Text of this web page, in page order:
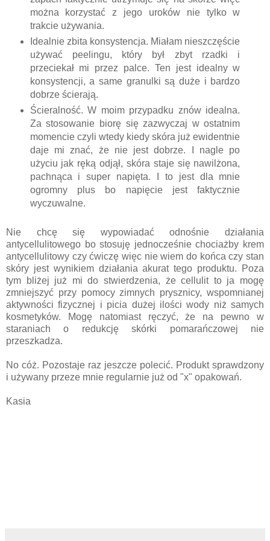
można korzystać z jego uroków nie tylko w
trakcie używania.
Idealnie zbita konsystencja. Miałam nieszczęście
używać peelingu, który był zbyt rzadki i
przeciekał mi przez palce. Ten jest idealny w
konsystencji, a same granulki są duże i bardzo
dobrze ścierają.
Ścieralność. W moim przypadku znów idealna.
Za stosowanie biorę się zazwyczaj w ostatnim
momencie czyli wtedy kiedy skóra już ewidentnie
daje mi znać, że nie jest dobrze. I nagle po
użyciu jak ręką odjął, skóra staje się nawilżona,
pachnąca i super napięta. I to jest dla mnie
ogromny plus bo napięcie jest faktycznie
wyczuwalne.
Nie chcę się wypowiadać odnośnie działania
antycellulitowego bo stosuję jednocześnie chociażby krem
antycellulitowy czy ćwiczę więc nie wiem do końca czy stan
skóry jest wynikiem działania akurat tego produktu. Poza
tym bliżej już mi do stwierdzenia, że cellulit to ja mogę
zmniejszyć przy pomocy zimnych prysznicy, wspomnianej
aktywności fizycznej i picia dużej ilości wody niż samych
kosmetyków. Mogę natomiast ręczyć, że na pewno w
staraniach o redukcję skórki pomarańczowej nie
przeszkadza.
No cóż. Pozostaje raz jeszcze polecić. Produkt sprawdzony
i używany przeze mnie regularnie już od "x" opakowań.
Kasia